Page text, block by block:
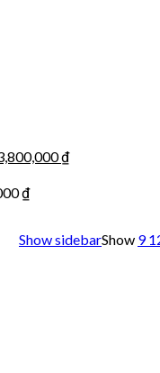
₫
₫
Show sidebarShow 9